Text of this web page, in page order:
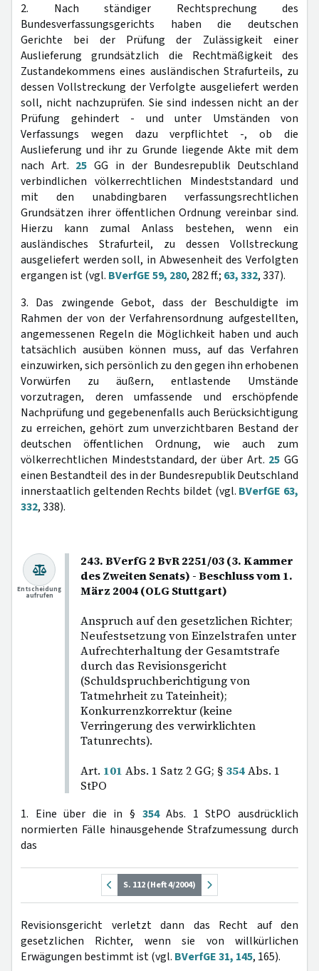
2. Nach ständiger Rechtsprechung des
Bundesverfassungsgerichts haben die deutschen
Gerichte bei der Prüfung der Zulässigkeit einer
Auslieferung grundsätzlich die Rechtmäßigkeit des
Zustandekommens eines ausländischen Strafurteils, zu
dessen Vollstreckung der Verfolgte ausgeliefert werden
soll, nicht nachzuprüfen. Sie sind indessen nicht an der
Prüfung gehindert - und unter Umständen von
Verfassungs wegen dazu verpflichtet -, ob die
Auslieferung und ihr zu Grunde liegende Akte mit dem
nach Art. 25 GG in der Bundesrepublik Deutschland
verbindlichen völkerrechtlichen Mindeststandard und
mit den unabdingbaren verfassungsrechtlichen
Grundsätzen ihrer öffentlichen Ordnung vereinbar sind.
Hierzu kann zumal Anlass bestehen, wenn ein
ausländisches Strafurteil, zu dessen Vollstreckung
ausgeliefert werden soll, in Abwesenheit des Verfolgten
ergangen ist (vgl. BVerfGE 59, 280, 282 ff.; 63, 332, 337).
3. Das zwingende Gebot, dass der Beschuldigte im
Rahmen der von der Verfahrensordnung aufgestellten,
angemessenen Regeln die Möglichkeit haben und auch
tatsächlich ausüben können muss, auf das Verfahren
einzuwirken, sich persönlich zu den gegen ihn erhobenen
Vorwürfen zu äußern, entlastende Umstände
vorzutragen, deren umfassende und erschöpfende
Nachprüfung und gegebenenfalls auch Berücksichtigung
zu erreichen, gehört zum unverzichtbaren Bestand der
deutschen öffentlichen Ordnung, wie auch zum
völkerrechtlichen Mindeststandard, der über Art. 25 GG
einen Bestandteil des in der Bundesrepublik Deutschland
innerstaatlich geltenden Rechts bildet (vgl. BVerfGE 63,
332, 338).
243. BVerfG 2 BvR 2251/03 (3. Kammer
des Zweiten Senats) - Beschluss vom 1.
März 2004 (OLG Stuttgart)
Anspruch auf den gesetzlichen Richter;
Neufestsetzung von Einzelstrafen unter
Aufrechterhaltung der Gesamtstrafe
durch das Revisionsgericht
(Schuldspruchberichtigung von
Tatmehrheit zu Tateinheit);
Konkurrenzkorrektur (keine
Verringerung des verwirklichten
Tatunrechts).
Art. 101 Abs. 1 Satz 2 GG; § 354Abs. 1
StPO
Entscheidung
aufrufen
1. Eine über die in § 354Abs. 1 StPO ausdrücklich
normierten Fälle hinausgehende Strafzumessung durch
das
S. 112 (Heft 4/2004)
Revisionsgericht verletzt dann das Recht auf den
gesetzlichen Richter, wenn sie von willkürlichen
Erwägungen bestimmt ist (vgl. BVerfGE 31, 145, 165).